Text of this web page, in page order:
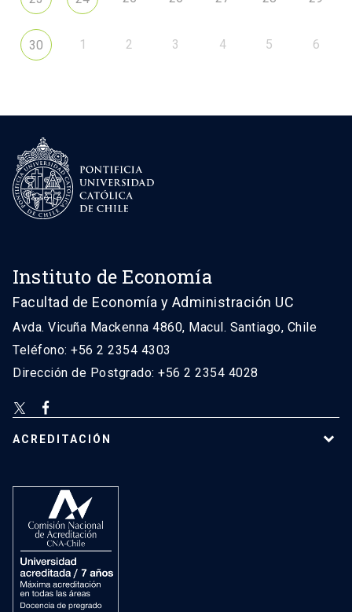
30 1 2 3 4 5 6
Instituto de Economía
Facultad de Economía y Administración UC
Avda. Vicuña Mackenna 4860, Macul. Santiago, Chile
Teléfono: +56 2 2354 4303
Dirección de Postgrado: +56 2 2354 4028
ACREDITACIÓN